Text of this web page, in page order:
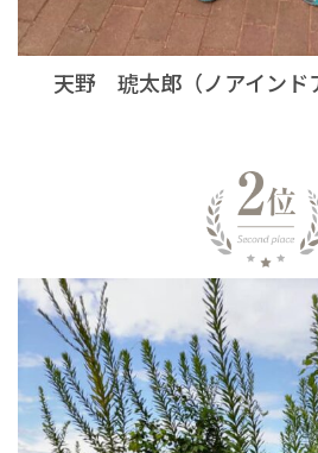
天野 琥太郎（ノアインド